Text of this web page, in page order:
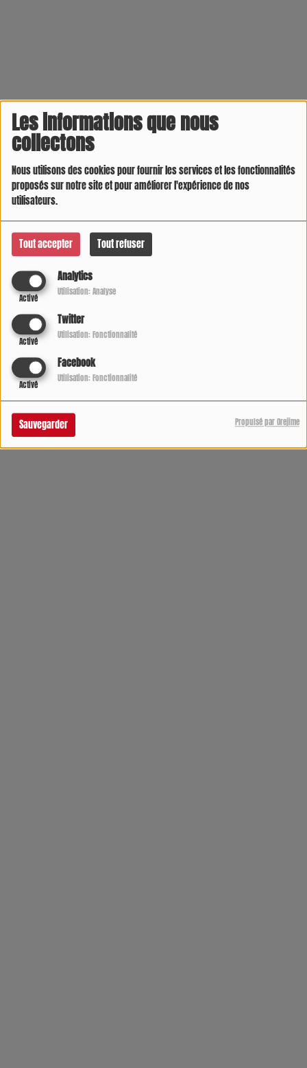
Les informations que nous
collectons
Nous utilisons des cookies pour fournir les services et les fonctionnalités
proposés sur notre site et pour améliorer l'expérience de nos
utilisateurs.
Tout accepter Tout refuser
Analytics
Activé
Utilisation: Analyse
Twitter
Activé
Utilisation: Fonctionnalité
Facebook
Activé
Utilisation: Fonctionnalité
Sauvegarder Propulsé par Orejime